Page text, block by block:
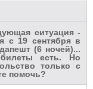
ситуация -
с 19 сентября в
(6 ночей)...
есть. Но
только с
помочь?